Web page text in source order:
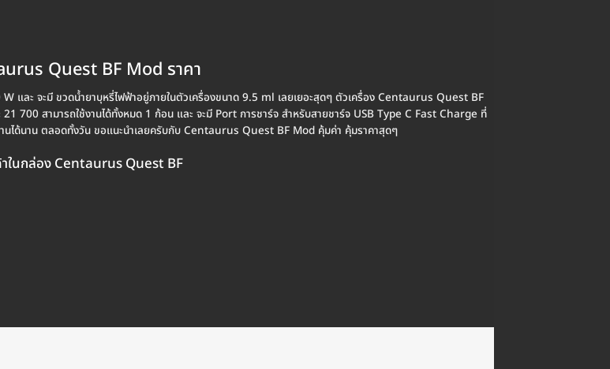
Quest BF Mod ราคา
และ จะมี ขวดน้ำยาบุหรี่ไฟฟ้าอยู่ภายในตัวเครื่องขนาด 9.5 ml เลยเยอะสุดๆ ตัวเครื่อง Centaurus Quest BF
700 สามารถใช้งานได้ทั้งหมด 1 ก้อน และ จะมี Port การชาร์จ สำหรับสายชาร์จ USB Type C Fast Charge ที่
านได้นาน ตลอดทั้งวัน ขอแนะนำเลยครับกับ Centaurus Quest BF Mod คุ้มค่า คุ้มราคาสุดๆ
ในกล่อง Centaurus Quest BF